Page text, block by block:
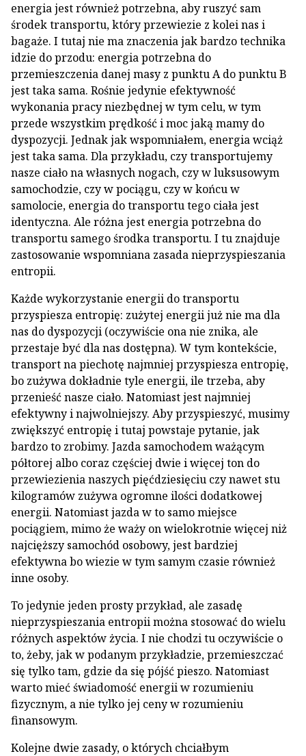
energia jest również potrzebna, aby ruszyć sam
środek transportu, który przewiezie z kolei nas i
bagaże. I tutaj nie ma znaczenia jak bardzo technika
idzie do przodu: energia potrzebna do
przemieszczenia danej masy z punktu A do punktu B
jest taka sama. Rośnie jedynie efektywność
wykonania pracy niezbędnej w tym celu, w tym
przede wszystkim prędkość i moc jaką mamy do
dyspozycji. Jednak jak wspomniałem, energia wciąż
jest taka sama. Dla przykładu, czy transportujemy
nasze ciało na własnych nogach, czy w luksusowym
samochodzie, czy w pociągu, czy w końcu w
samolocie, energia do transportu tego ciała jest
identyczna. Ale różna jest energia potrzebna do
transportu samego środka transportu. I tu znajduje
zastosowanie wspomniana zasada nieprzyspieszania
entropii.
Każde wykorzystanie energii do transportu
przyspiesza entropię: zużytej energii już nie ma dla
nas do dyspozycji (oczywiście ona nie znika, ale
przestaje być dla nas dostępna). W tym kontekście,
transport na piechotę najmniej przyspiesza entropię,
bo zużywa dokładnie tyle energii, ile trzeba, aby
przenieść nasze ciało. Natomiast jest najmniej
efektywny i najwolniejszy. Aby przyspieszyć, musimy
zwiększyć entropię i tutaj powstaje pytanie, jak
bardzo to zrobimy. Jazda samochodem ważącym
półtorej albo coraz częściej dwie i więcej ton do
przewiezienia naszych pięćdziesięciu czy nawet stu
kilogramów zużywa ogromne ilości dodatkowej
energii. Natomiast jazda w to samo miejsce
pociągiem, mimo że waży on wielokrotnie więcej niż
najcięższy samochód osobowy, jest bardziej
efektywna bo wiezie w tym samym czasie również
inne osoby.
To jedynie jeden prosty przykład, ale zasadę
nieprzyspieszania entropii można stosować do wielu
różnych aspektów życia. I nie chodzi tu oczywiście o
to, żeby, jak w podanym przykładzie, przemieszczać
się tylko tam, gdzie da się pójść pieszo. Natomiast
warto mieć świadomość energii w rozumieniu
fizycznym, a nie tylko jej ceny w rozumieniu
finansowym.
Kolejne dwie zasady, o których chciałbym